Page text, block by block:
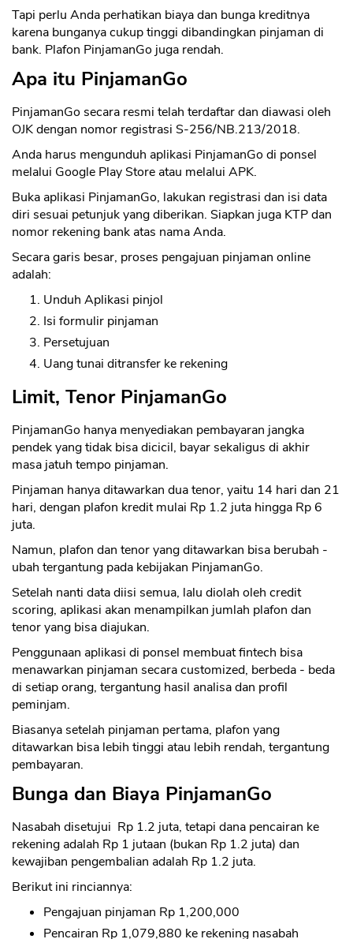
Tapi perlu Anda perhatikan biaya dan bunga kreditnya
karena bunganya cukup tinggi dibandingkan pinjaman di
bank. Plafon PinjamanGo juga rendah.
Apa itu PinjamanGo
PinjamanGo secara resmi telah terdaftar dan diawasi oleh
OJK dengan nomor registrasi S-256/NB.213/2018.
Anda harus mengunduh aplikasi PinjamanGo di ponsel
melalui Google Play Store atau melalui APK.
Buka aplikasi PinjamanGo, lakukan registrasi dan isi data
diri sesuai petunjuk yang diberikan. Siapkan juga KTP dan
nomor rekening bank atas nama Anda.
Secara garis besar, proses pengajuan pinjaman online
adalah:
Unduh Aplikasi pinjol
Isi formulir pinjaman
Persetujuan
Uang tunai ditransfer ke rekening
Limit, Tenor PinjamanGo
PinjamanGo hanya menyediakan pembayaran jangka
pendek yang tidak bisa dicicil, bayar sekaligus di akhir
masa jatuh tempo pinjaman.
Pinjaman hanya ditawarkan dua tenor, yaitu 14 hari dan 21
hari, dengan plafon kredit mulai Rp 1.2 juta hingga Rp 6
juta.
Namun, plafon dan tenor yang ditawarkan bisa berubah -
ubah tergantung pada kebijakan PinjamanGo.
Setelah nanti data diisi semua, lalu diolah oleh credit
scoring, aplikasi akan menampilkan jumlah plafon dan
tenor yang bisa diajukan.
Penggunaan aplikasi di ponsel membuat fintech bisa
menawarkan pinjaman secara customized, berbeda - beda
di setiap orang, tergantung hasil analisa dan profil
peminjam.
Biasanya setelah pinjaman pertama, plafon yang
ditawarkan bisa lebih tinggi atau lebih rendah, tergantung
pembayaran.
Bunga dan Biaya PinjamanGo
Nasabah disetujui Rp 1.2 juta, tetapi dana pencairan ke
rekening adalah Rp 1 jutaan (bukan Rp 1.2 juta) dan
kewajiban pengembalian adalah Rp 1.2 juta.
Berikut ini rinciannya:
Pengajuan pinjaman Rp 1,200,000
Pencairan Rp 1,079,880 ke rekening nasabah